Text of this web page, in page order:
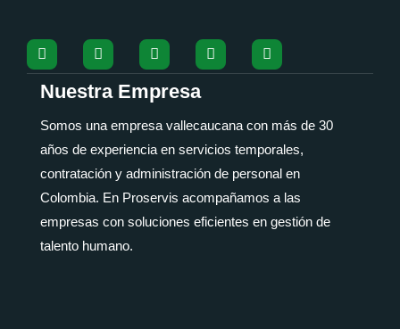
Nuestra Empresa
Somos una empresa vallecaucana con más de 30
años de experiencia en servicios temporales,
contratación y administración de personal en
Colombia. En Proservis acompañamos a las
empresas con soluciones eficientes en gestión de
talento humano.